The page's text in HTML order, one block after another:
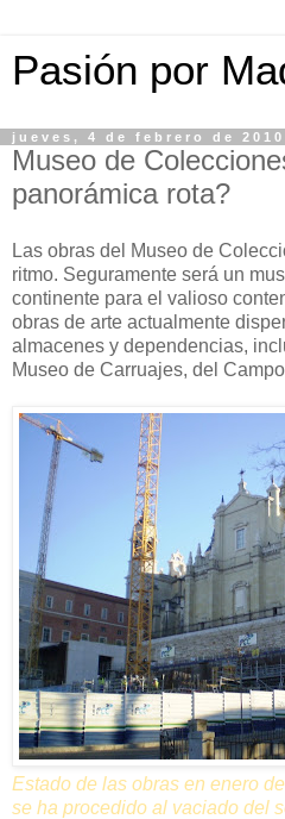
Pasión por
jueves, 4 de febrero de 2010
Museo de
panorámica rota?
Las obras del Museo de
ritmo. Seguramente será un
continente para el valioso
obras de arte actualmente
almacenes y dependencias,
Museo de Carruajes, del
Estado de las obras en enero
se ha procedido al vaciado del